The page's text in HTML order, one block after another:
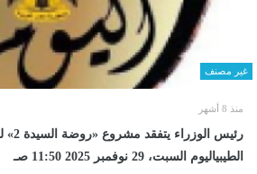
غير مصنف
منذ 8 أشهر
رئيس
الطيبياليوم السبت، 29 نوفمبر 2025 11:50 صـ